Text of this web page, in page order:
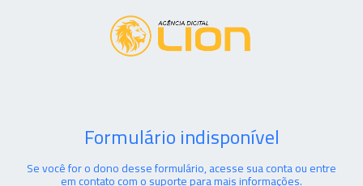
Formulário indisponível
Se você for o dono desse formulário, acesse sua conta ou entre
em contato com o suporte para mais informações.